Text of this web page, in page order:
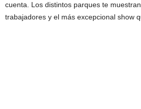
cuenta. Los distintos parques te
trabajadores y el más excepcional show